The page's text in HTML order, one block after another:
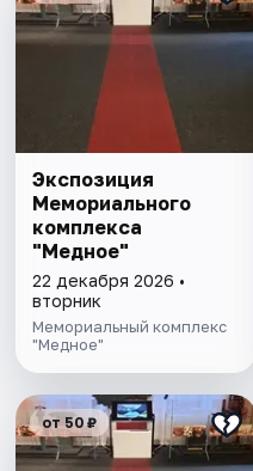
Экспозиция
Мемориального
комплекса
"Медное"
22 декабря 2026 •
вторник
Мемориальный комплекс
"Медное"
от 50 ₽